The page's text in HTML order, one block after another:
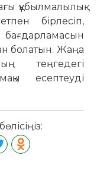
құбылмалылық
бірлесіп,
бағдарламасын
болатын. Жаңа
теңгедегі
есептеуді